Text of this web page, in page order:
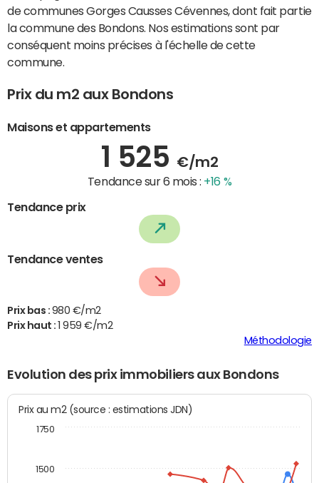
de communes Gorges Causses Cévennes, dont fait partie
la commune des Bondons. Nos estimations sont par
conséquent moins précises à l'échelle de cette
commune.
Prix du m2 aux Bondons
Maisons et appartements
1 525 €/m2
Tendance sur 6 mois : +16 %
Tendance prix
Tendance ventes
Prix bas : 980 €/m2
Prix haut :
1 959 €/m2
Méthodologie
Evolution des prix immobiliers aux Bondons
Prix au m2 (source : estimations JDN)
1500
1750